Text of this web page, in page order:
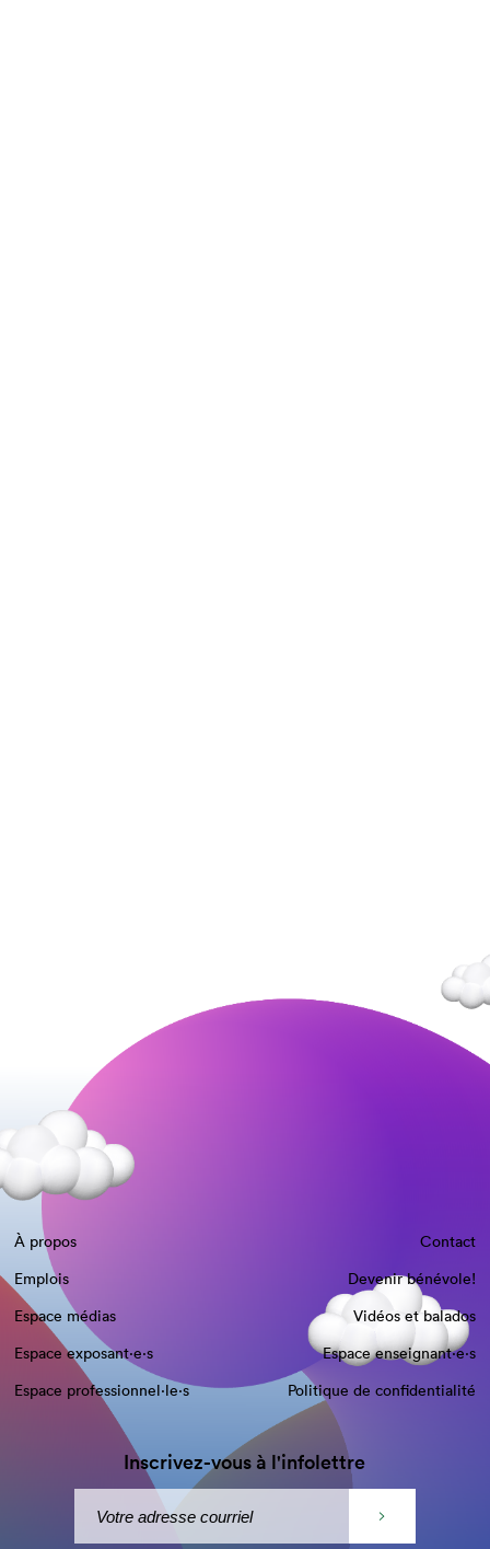
À propos
Contact
Emplois
Devenir bénévole!
Espace médias
Vidéos et balados
Espace exposant·e⋅s
Espace enseignant·e⋅s
Espace professionnel·le⋅s
Politique de confidentialité
Inscrivez-vous à l'infolettre